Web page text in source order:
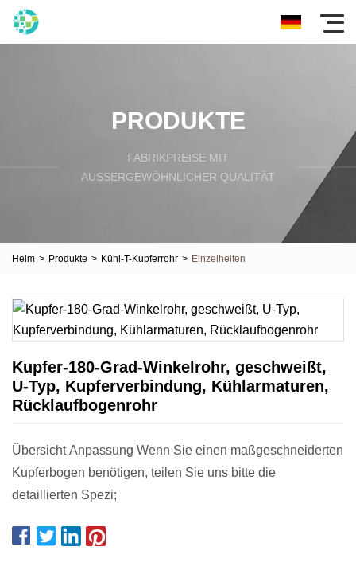
PRODUKTE
FABRIKPREISE MIT
AUSSERGEWÖHNLICHER QUALITÄT
Heim > Produkte > Kühl-T-Kupferrohr > Einzelheiten
Kupfer-180-Grad-Winkelrohr, geschweißt,
U-Typ, Kupferverbindung, Kühlarmaturen,
Rücklaufbogenrohr
Übersicht Anpassung Wenn Sie einen maßgeschneiderten
Kupferbogen benötigen, teilen Sie uns bitte die
detaillierten Spezi;